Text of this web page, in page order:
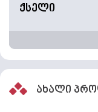
ქსელი
ახალი